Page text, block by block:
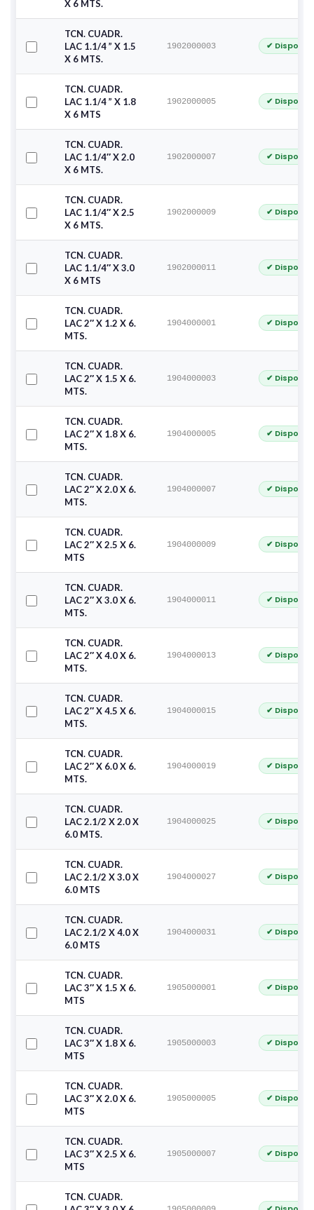
X 6 MTS.
TCN. CUADR.
LAC 1.1/4 ” X 1.5
X 6 MTS.
1902000003 ✔
TCN. CUADR.
LAC 1.1/4 ” X 1.8
X 6 MTS
1902000005 ✔
TCN. CUADR.
LAC 1.1/4″ X 2.0
X 6 MTS.
1902000007 ✔
TCN. CUADR.
LAC 1.1/4″ X 2.5
X 6 MTS.
1902000009 ✔
TCN. CUADR.
LAC 1.1/4″ X 3.0
X 6 MTS
1902000011 ✔
TCN. CUADR.
LAC 2″ X 1.2 X 6.
MTS.
1904000001 ✔
TCN. CUADR.
LAC 2″ X 1.5 X 6.
MTS.
1904000003 ✔
TCN. CUADR.
LAC 2″ X 1.8 X 6.
MTS.
1904000005 ✔
TCN. CUADR.
LAC 2″ X 2.0 X 6.
MTS.
1904000007 ✔
TCN. CUADR.
LAC 2″ X 2.5 X 6.
MTS
1904000009 ✔
TCN. CUADR.
LAC 2″ X 3.0 X 6.
MTS.
1904000011 ✔
TCN. CUADR.
LAC 2″ X 4.0 X 6.
MTS.
1904000013 ✔
TCN. CUADR.
LAC 2″ X 4.5 X 6.
MTS.
1904000015 ✔
TCN. CUADR.
LAC 2″ X 6.0 X 6.
MTS.
1904000019 ✔
TCN. CUADR.
LAC 2.1/2 X 2.0 X
6.0 MTS.
1904000025 ✔
TCN. CUADR.
LAC 2.1/2 X 3.0 X
6.0 MTS
1904000027 ✔
TCN. CUADR.
LAC 2.1/2 X 4.0 X
6.0 MTS
1904000031 ✔
TCN. CUADR.
LAC 3″ X 1.5 X 6.
MTS
1905000001 ✔
TCN. CUADR.
LAC 3″ X 1.8 X 6.
MTS
1905000003 ✔
TCN. CUADR.
LAC 3″ X 2.0 X 6.
MTS
1905000005 ✔
TCN. CUADR.
LAC 3″ X 2.5 X 6.
MTS
1905000007 ✔
TCN. CUADR.